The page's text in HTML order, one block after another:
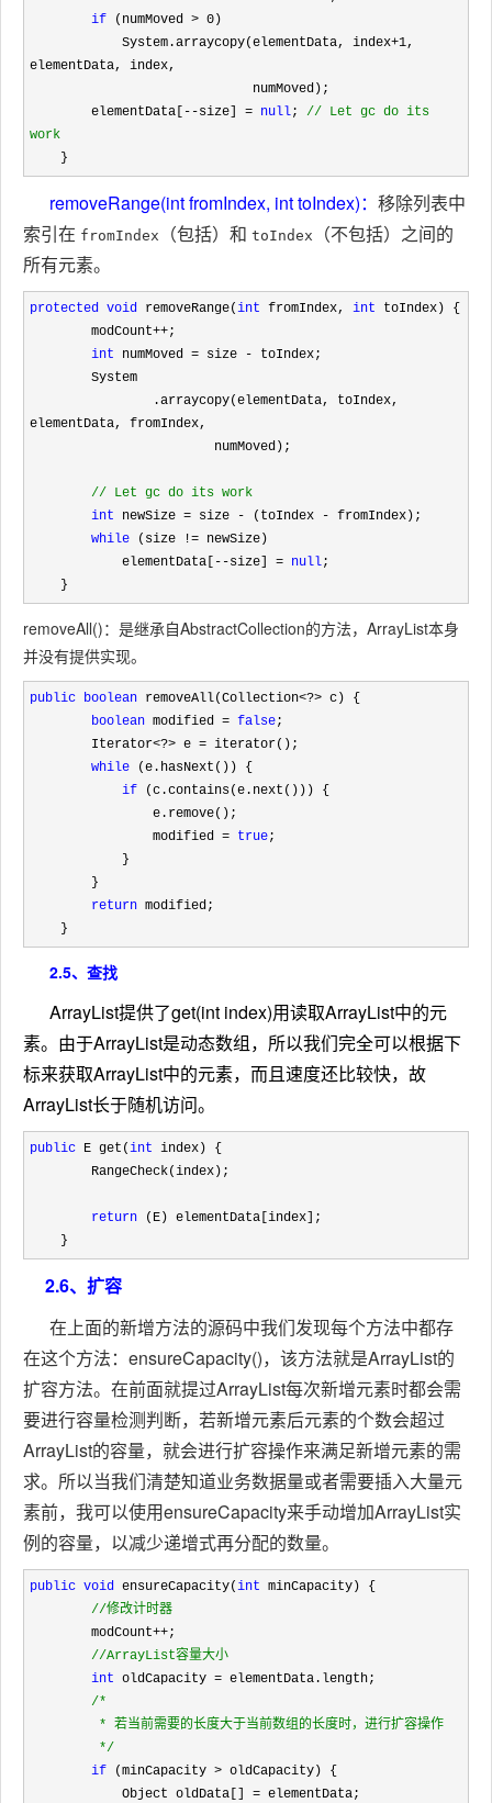
if (numMoved > 0 )
            System.arraycopy(elementData, index
+1,
elementData, index,
        elementData[
--size] = null; // Let gc do its
work
    }
removeRange(int fromIndex, int toIndex)： 移除列表中
索引在 fromIndex （包括）和 toIndex
（不包括）之间的
所有元素。
protected void removeRange(int fromIndex, int toIndex) {
        modCount
++;
int numMoved = size - toIndex;
elementData, fromIndex,
// Let gc do its work
int newSize = size - (toIndex - fromIndex);
while (size != newSize)
            elementData[
--size] = null;
    }
removeAll()：是继承自AbstractCollection的方法，ArrayList本身
并没有提供实现。
public boolean removeAll(Collection<?> c) {
boolean modified = false;
        Iterator
<?> e = iterator();
while (e.hasNext()) {
if (c.contains(e.next())) {
                modified
= true;
return modified;
    }
2.5、查找
ArrayList提供了get(int index)用读取ArrayList中的元
素。由于ArrayList是动态数组，所以我们完全可以根据下
标来获取ArrayList中的元素，而且速度还比较快，故
ArrayList长于随机访问。
public E get(int index) {
return (E) elementData[index];
    }
2.6、扩容
在上面的新增方法的源码中我们发现每个方法中都存
在这个方法：ensureCapacity()，该方法就是ArrayList的
扩容方法。在前面就提过ArrayList每次新增元素时都会需
要进行容量检测判断，若新增元素后元素的个数会超过
ArrayList的容量，就会进行扩容操作来满足新增元素的需
求。所以当我们清楚知道业务数据量或者需要插入大量元
素前，我可以使用ensureCapacity来手动增加ArrayList实
例的容量，以减少递增式再分配的数量。
public void ensureCapacity(int minCapacity) {
//修改计时器
        modCount++
;
//ArrayList容量大小
int oldCapacity = elementData.length;
/*
*/
if (minCapacity > oldCapacity) {
            Object oldData[]
= elementData;